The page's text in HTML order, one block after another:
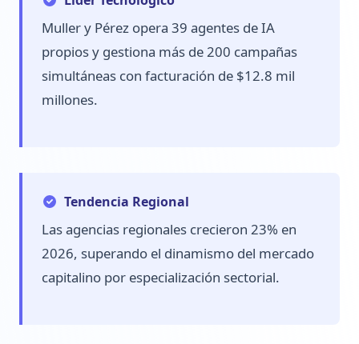
Muller y Pérez opera 39 agentes de IA
propios y gestiona más de 200 campañas
simultáneas con facturación de $12.8 mil
millones.
Tendencia Regional
Las agencias regionales crecieron 23% en
2026, superando el dinamismo del mercado
capitalino por especialización sectorial.